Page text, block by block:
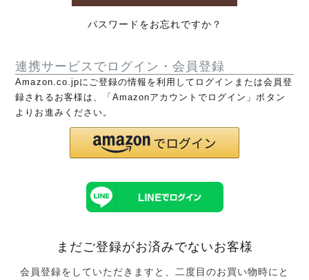
パスワードをお忘れですか？
連携サービスでログイン・会員登録
Amazon.co.jpにご登録の情報を利用してログインまたは会員登
録されるお客様は、「Amazonアカウントでログイン」ボタン
よりお進みください。
まだご登録がお済みでないお客様
会員登録をしていただきますと、二度目のお買い物時にと